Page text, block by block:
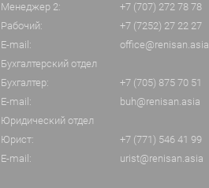
Менеджер 2:
+7 (707) 272 78 78
Рабочий:
+7 (7252) 27 22 27
E-mail:
office@renisan.asia
Бухгалтерский отдел
Бухгалтер:
+7 (705) 875 70 51
E-mail:
buh@renisan.asia
Юридический отдел
Юрист:
+7 (771) 546 41 99
E-mail:
urist@renisan.asia